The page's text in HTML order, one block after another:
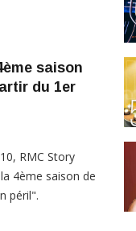
saison
du 1er
RMC Story
4ème saison de
péril".